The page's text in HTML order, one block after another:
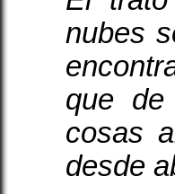
nubes
que
cosas
desde